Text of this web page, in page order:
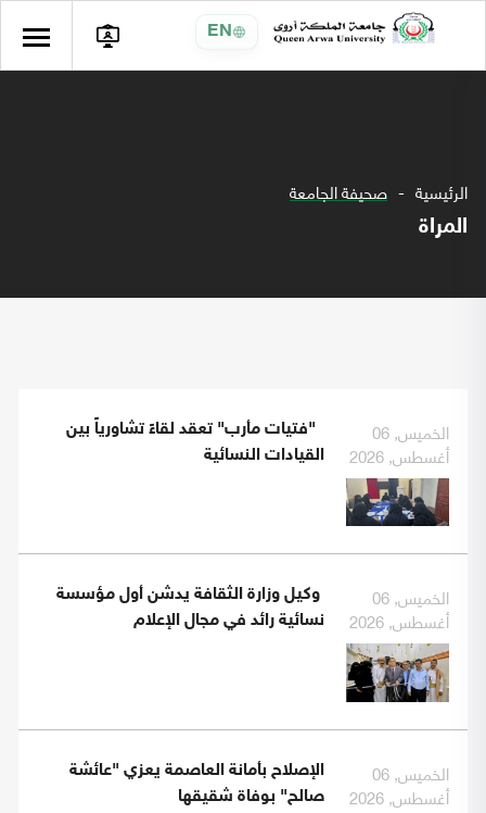
EN
الرئيسية صحيفة الجامعة
المراة
الخميس, 06
أغسطس, 2026
"فتيات مأرب" تعقد لقاءً تشاورياً بين
القيادات النسائية
الخميس, 06
أغسطس, 2026
وكيل وزارة الثقافة يدشن أول مؤسسة
نسائية رائد في مجال الإعلام
الخميس, 06
أغسطس, 2026
الإصلاح بأمانة العاصمة يعزي "عائشة
صالح" بوفاة شقيقها